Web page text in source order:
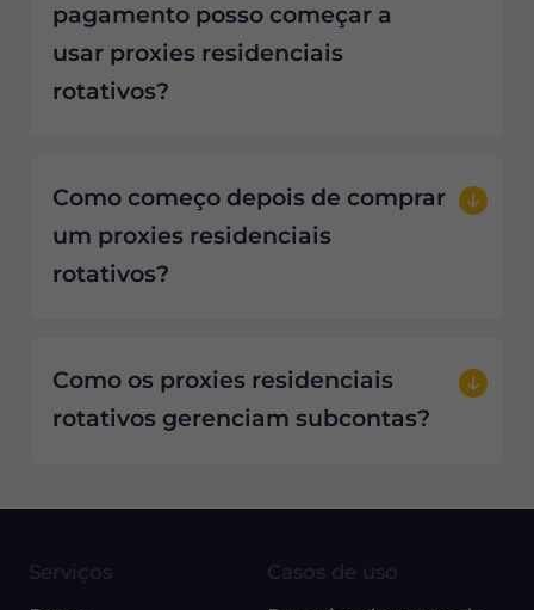
pagamento posso começar a
usar proxies residenciais
rotativos?
Como começo depois de comprar
um proxies residenciais
rotativos?
Como os proxies residenciais
rotativos gerenciam subcontas?
Serviços
Casos de uso